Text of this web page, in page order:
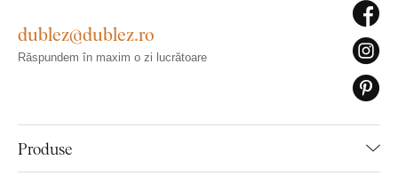
Produse
dublez@dublez.ro
Răspundem în maxim o zi lucrătoare